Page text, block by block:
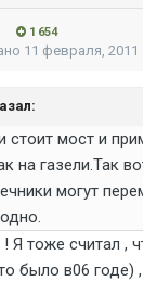
1 654
11 февраля, 2011
стоит мост и
на газели.Так
могут
! Я тоже считал ,
было в06 годе)